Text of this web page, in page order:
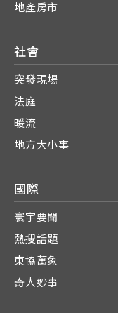
地產房市
社會
突發現場
法庭
暖流
地方大小事
國際
寰宇要聞
熱搜話題
東協萬象
奇人妙事